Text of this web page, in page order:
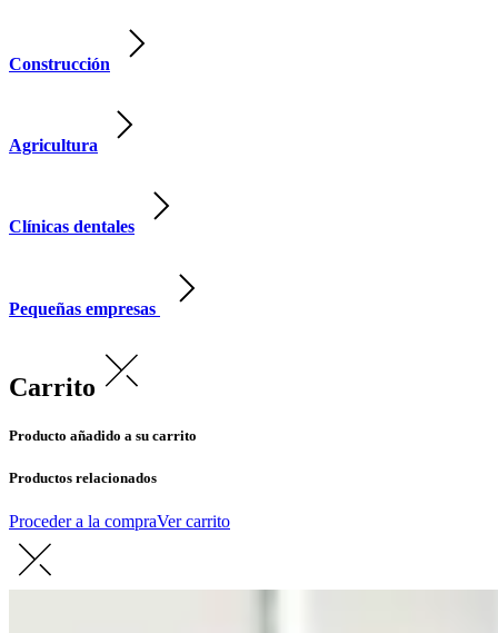
Construcción
Agricultura
Clínicas dentales
Pequeñas empresas
Carrito
Producto añadido a su carrito
Productos relacionados
Proceder a la compraVer carrito